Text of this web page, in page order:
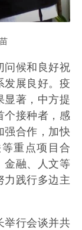
问候和良好祝
发展良好。疫
显著，中方提
个接种者，感
强合作，加快
重点项目合
金融、人文等
力践行多边主
举行会谈并共